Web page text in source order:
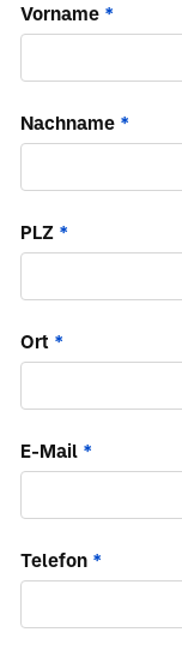
Vorname *
Nachname *
PLZ *
Ort *
E-Mail *
Telefon *